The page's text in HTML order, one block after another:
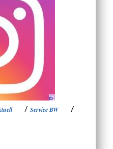
/ Service BW
/